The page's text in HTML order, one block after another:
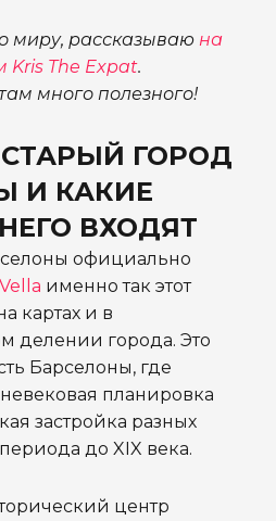
миру, рассказываю на
Kris The Expat.
много полезного!
ГОРОД
И КАКИЕ
ВХОДЯТ
официально
именно так этот
картах и в
делении города. Это
Барселоны, где
планировка
застройка разных
до XIX века.
центр